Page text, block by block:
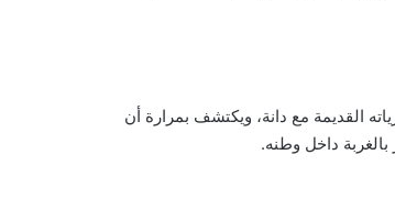
القديمة مع دانة، ويكتشف بمرارة أن
داخل وطنه.